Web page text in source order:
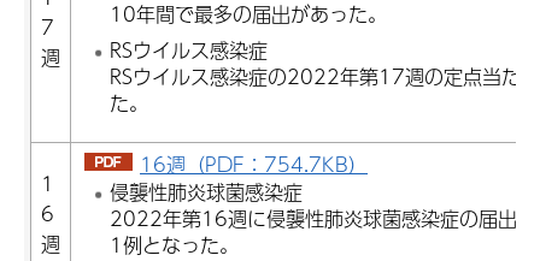
7
週
10年間で最多の届出があった。
RSウイルス感染症
RSウイルス感染症の2022年第17週の定点当た
た。
1
6
週
16週（PDF：754.7KB）
侵襲性肺炎球菌感染症
2022年第16週に侵襲性肺炎球菌感染症の届出
1例となった。